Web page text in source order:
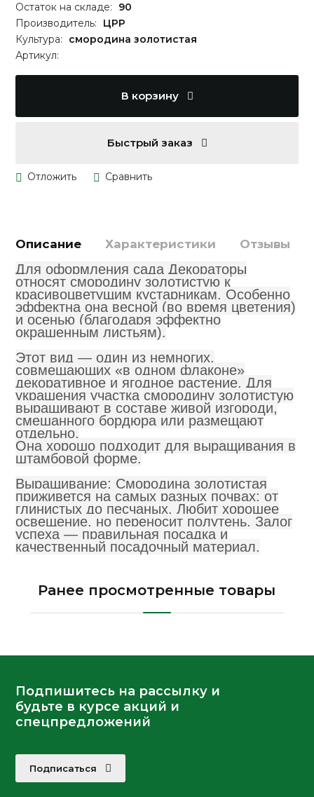
Остаток на складе:
90
Производитель:
ЦРР
Культура:
смородина золотистая
Артикул:
В корзину
Быстрый заказ
Описание Характеристики Отзывы
Для оформления сада Декораторы
относят смородину золотистую к
красивоцветущим кустарникам. Особенно
эффектна она весной (во время цветения)
и осенью (благодаря эффектно
окрашенным листьям).
Этот вид — один из немногих,
совмещающих «в одном флаконе»
декоративное и ягодное растение. Для
украшения участка смородину золотистую
выращивают в составе живой изгороди,
смешанного бордюра или размещают
отдельно.
Она хорошо подходит для выращивания в
штамбовой форме.
Выращивание; Смородина золотистая
приживется на самых разных почвах: от
глинистых до песчаных. Любит хорошее
освещение, но переносит полутень. Залог
успеха — правильная посадка и
качественный посадочный материал.
Ранее просмотренные товары
Подпишитесь на рассылку и
будьте в курсе акций и
спецпредложений
Подписаться